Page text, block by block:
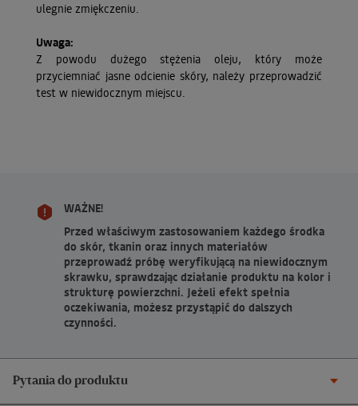
ulegnie zmiękczeniu.
Uwaga:
Z powodu dużego stężenia oleju, który może
przyciemniać jasne odcienie skóry, należy przeprowadzić
test w niewidocznym miejscu.
WAŻNE!
Przed właściwym zastosowaniem każdego środka
do skór, tkanin oraz innych materiałów
przeprowadź próbę weryfikującą na niewidocznym
skrawku, sprawdzając działanie produktu na kolor i
strukturę powierzchni. Jeżeli efekt spełnia
oczekiwania, możesz przystąpić do dalszych
czynności.
Pytania do produktu